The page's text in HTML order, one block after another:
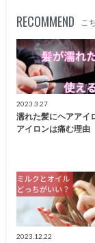
RECOMMEND こ
2023.3.27
濡れた髪にヘアアイ
アイロンは痛む理由
2023.12.22